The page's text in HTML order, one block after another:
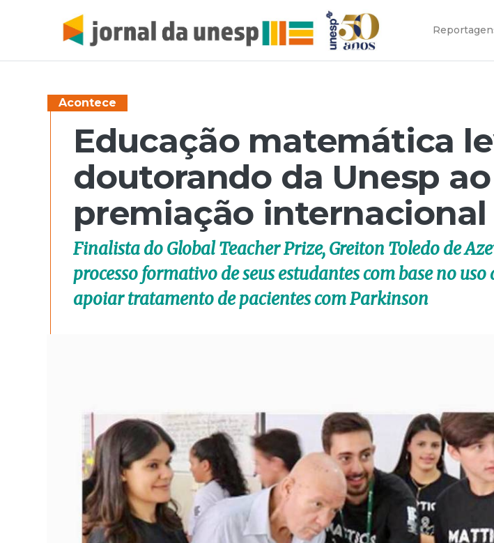
Acontece
Educação matemática
doutorando da Unesp
premiação internacional
Finalista do Global Teacher Prize, Greiton Toledo de
processo formativo de seus estudantes com base no
apoiar tratamento de pacientes com Parkinson